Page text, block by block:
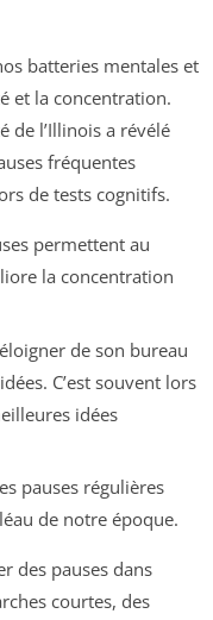
batteries mentales et
et la concentration.
de l’Illinois a révélé
fréquentes
de tests cognitifs.
permettent au
la concentration
de son bureau
C’est souvent lors
idées
pauses régulières
de notre époque.
des pauses dans
courtes, des